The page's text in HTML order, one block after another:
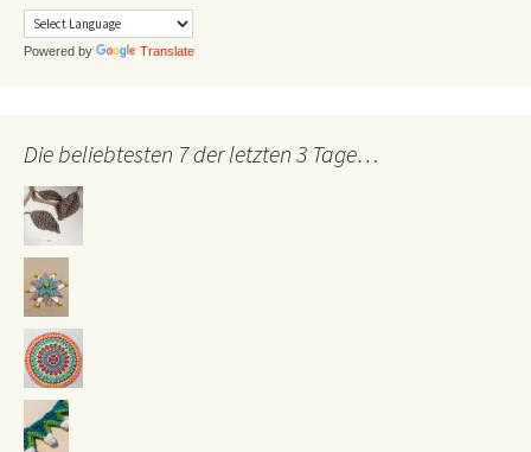
Powered by Translate
Die beliebtesten 7 der letzten 3 Tage…